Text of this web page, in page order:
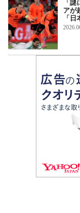
「
アが
「